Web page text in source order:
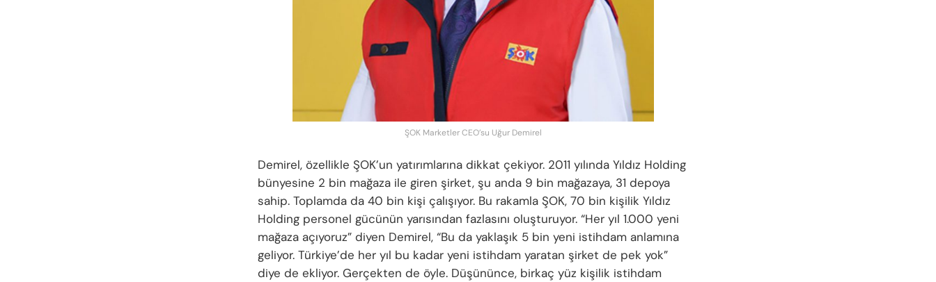
ŞOK Marketler CEO’su Uğur Demirel
Demirel, özellikle ŞOK’un yatırımlarına dikkat çekiyor. 2011 yılında Yıldız Holding
bünyesine 2 bin mağaza ile giren şirket, şu anda 9 bin mağazaya, 31 depoya
sahip. Toplamda da 40 bin kişi çalışıyor. Bu rakamla ŞOK, 70 bin kişilik Yıldız
Holding personel gücünün yarısından fazlasını oluşturuyor. “Her yıl 1.000 yeni
mağaza açıyoruz” diyen Demirel, “Bu da yaklaşık 5 bin yeni istihdam anlamına
geliyor. Türkiye’de her yıl bu kadar yeni istihdam yaratan şirket de pek yok”
diye de ekliyor. Gerçekten de öyle. Düşününce, birkaç yüz kişilik istihdam